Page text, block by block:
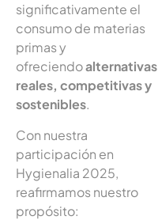
significativamente el
consumo de materias
primas y
ofreciendoalternativas
reales, competitivas y
sostenibles.
Con nuestra
participación en
Hygienalia 2025,
reafirmamos nuestro
propósito: